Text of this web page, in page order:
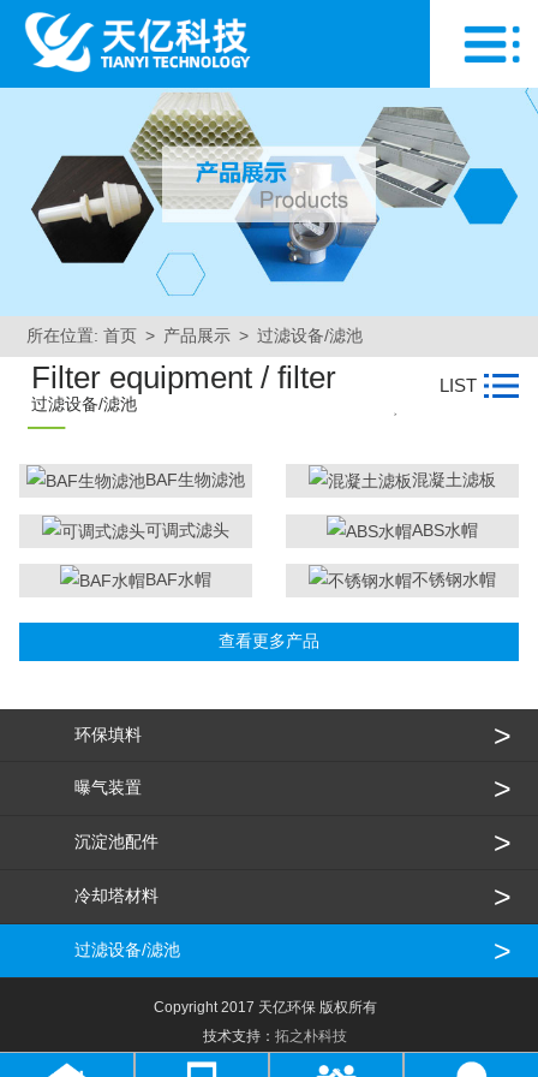
所在位置: 首页 > 产品展示 > 过滤设备/滤池
Filter equipment / filter
过滤设备/滤池
LIST
>
BAF生物滤池 混凝土滤板
可调式滤头 ABS水帽
BAF水帽 不锈钢水帽
查看更多产品
环保填料 >
曝气装置 >
沉淀池配件 >
冷却塔材料 >
过滤设备/滤池 >
Copyright 2017 天亿环保 版权所有
   技术支持：
拓之朴科技